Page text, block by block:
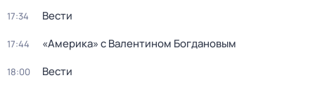
17:34 Вести
17:44 «Америка» с Валентином Богдановым
18:00 Вести